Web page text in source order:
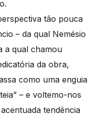
tão pouca
– da qual Nemésio
a qual chamou
da obra,
como uma enguia
– e voltemo-nos
tendência